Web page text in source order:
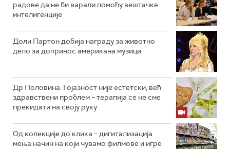
радове да не би варали помоћу вештачке
интелигенције
Доли Партон добија награду за животно
дело за допринос американа музици
Др Половина: Гојазност није естетски, већ
здравствени проблем – терапија се не сме
прекидати на своју руку
Од колекције до клика – дигитализација
мења начин на који чувамо филмове и игре